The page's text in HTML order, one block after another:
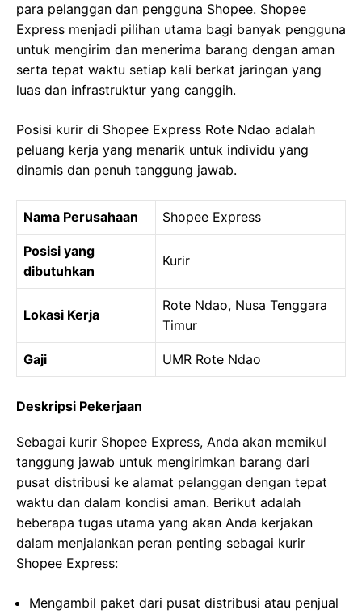
para pelanggan dan pengguna Shopee. Shopee
Express menjadi pilihan utama bagi banyak pengguna
untuk mengirim dan menerima barang dengan aman
serta tepat waktu setiap kali berkat jaringan yang
luas dan infrastruktur yang canggih.
Posisi kurir di Shopee Express Rote Ndao adalah
peluang kerja yang menarik untuk individu yang
dinamis dan penuh tanggung jawab.
Nama Perusahaan Shopee Express
Posisi yang
dibutuhkan
Kurir
Lokasi Kerja
Rote Ndao, Nusa Tenggara
Timur
Gaji UMR Rote Ndao
Deskripsi Pekerjaan
Sebagai kurir Shopee Express, Anda akan memikul
tanggung jawab untuk mengirimkan barang dari
pusat distribusi ke alamat pelanggan dengan tepat
waktu dan dalam kondisi aman. Berikut adalah
beberapa tugas utama yang akan Anda kerjakan
dalam menjalankan peran penting sebagai kurir
Shopee Express:
Mengambil paket dari pusat distribusi atau penjual